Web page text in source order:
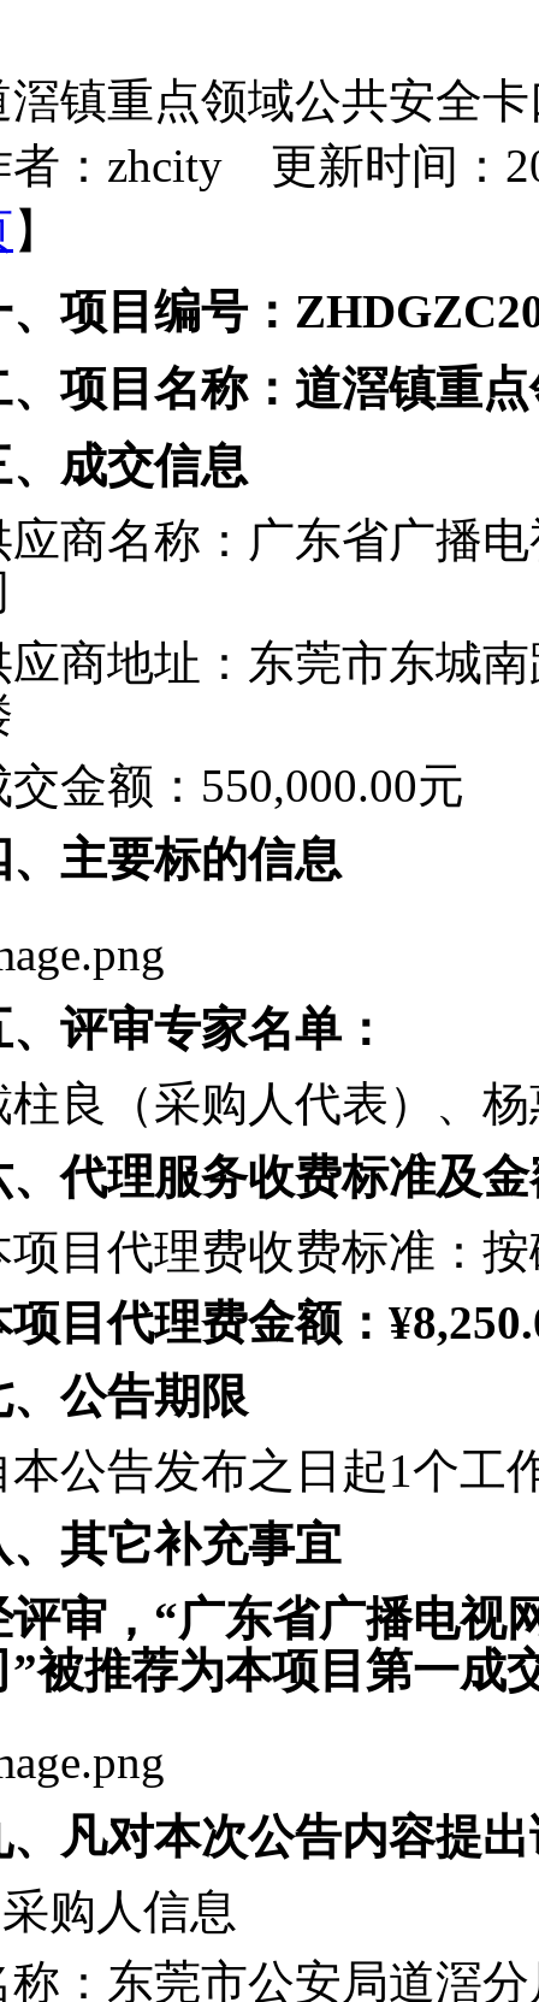
滘镇重点领域公共安全
者：zhcity 更新时间：
】
、项目编号：
、项目名称： 道滘镇重
成交信息
应商名称：广东省广播
应商地址：东莞市东城
交金额 ： 550,000.00元
、主要标的信息
、评审专家名单：
柱良
（采购人代表） 、
、代理服务收费标准及
项目代理费收费标准：按
项目代理费金额：
、公告期限
本公告发布之日起1个工
、其它补充事宜
审， “广东省广播电视
”被推荐为本项目 第一成
、凡对本次公告内容提
购人信息
称：东莞市公安局道滘